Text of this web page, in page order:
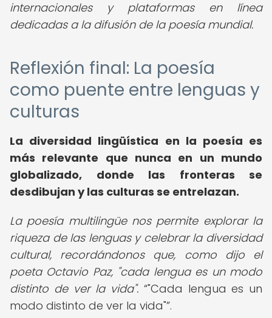
internacionales y plataformas en línea
dedicadas a la difusión de la poesía mundial.
Reflexión final: La poesía
como puente entre lenguas y
culturas
La diversidad lingüística en la poesía es
más relevante que nunca en un mundo
globalizado, donde las fronteras se
desdibujan y las culturas se entrelazan.
La poesía multilingüe nos permite explorar la
riqueza de las lenguas y celebrar la diversidad
cultural, recordándonos que, como dijo el
poeta Octavio Paz, "cada lengua es un modo
distinto de ver la vida". "Cada lengua es un
modo distinto de ver la vida" .